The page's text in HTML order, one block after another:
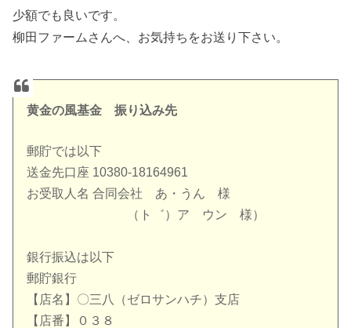
少額でも良いです。
柳田ファームさんへ、お気持ちをお送り下さい。
黄金の風基金 振り込み先
郵貯では以下
送金先口座 10380-18164961
お受取人名 合同会社 あ・うん 様
（ト゛）ア ウン 様）
銀行振込は以下
郵貯銀行
【店名】〇三八（ゼロサンハチ）支店
【店番】０３８